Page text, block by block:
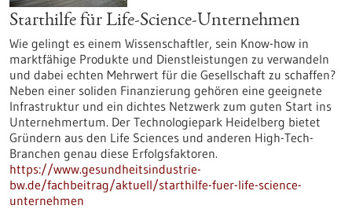
Starthilfe für Life-Science-Unternehmen
Wie gelingt es einem Wissenschaftler, sein Know-how in
marktfähige Produkte und Dienstleistungen zu verwandeln
und dabei echten Mehrwert für die Gesellschaft zu schaffen?
Neben einer soliden Finanzierung gehören eine geeignete
Infrastruktur und ein dichtes Netzwerk zum guten Start ins
Unternehmertum. Der Technologiepark Heidelberg bietet
Gründern aus den Life Sciences und anderen High-Tech-
Branchen genau diese Erfolgsfaktoren.
https://www.gesundheitsindustrie-
bw.de/fachbeitrag/aktuell/starthilfe-fuer-life-science-
unternehmen